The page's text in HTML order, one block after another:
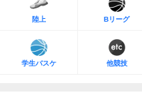
陸上 Bリーグ
学生バスケ 他競技